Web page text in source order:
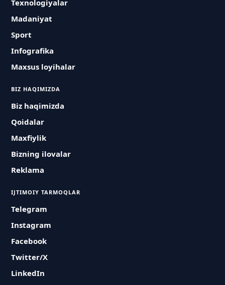
Texnologiyalar
Madaniyat
Sport
Infografika
Maxsus loyihalar
BIZ HAQIMIZDA
Biz haqimizda
Qoidalar
Maxfiylik
Bizning ilovalar
Reklama
IJTIMOIY TARMOQLAR
Telegram
Instagram
Facebook
Twitter/X
LinkedIn